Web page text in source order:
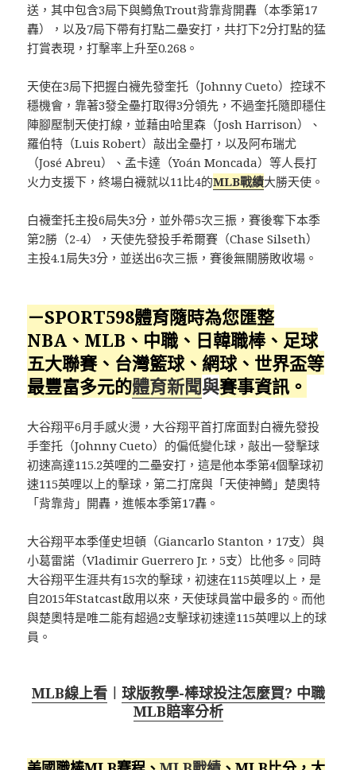
送，其中包含3局下與鱒魚Trout背靠背開轟（本季第17
轟），以及7局下帶有打點二壘安打，共打下2分打點的猛
打賞表現，打擊率上升至0.268。
天使在3局下把握白襪先發奎托（Johnny Cueto）控球不
穩機會，靠著3發全壘打取得3分領先，不過奎托隨即穩住
陣腳壓制天使打線，並藉由哈里森（Josh Harrison）、
羅伯特（Luis Robert）敲出全壘打，以及阿布瑞尤
（José Abreu）、孟卡達（Yoán Moncada）等人長打
火力支援下，終場白襪就以11比4的MLB戰績大勝天使。
白襪奎托主投6局失3分，並外帶5次三振，賽後奪下本季
第2勝（2-4），天使先發投手希爾賽（Chase Silseth）
主投4.1局失3分，並送出6次三振，賽後無關勝敗收場。
－SPORT598體育隨時為您匯整
NBA、MLB、中職、日韓職棒、足球
五大聯賽、台灣籃球、網球、 世界盃等
最豐富多元的體育新聞與賽事資訊。
大谷翔平6月手感火燙，大谷翔平首打席面對白襪先發投
手奎托（Johnny Cueto）的偏低變化球，敲出一發擊球
初速高達115.2英哩的二壘安打，這是他本季第4個擊球初
速115英哩以上的擊球，第二打席與「天使神鱒」楚奧特
「背靠背」開轟，進帳本季第17轟。
大谷翔平本季僅史坦頓（Giancarlo Stanton，17支）與
小葛雷諾（Vladimir Guerrero Jr.，5支）比他多。同時
大谷翔平生涯共有15次的擊球，初速在115英哩以上，是
自2015年Statcast啟用以來，天使球員當中最多的。而他
與楚奧特是唯二能有超過2支擊球初速達115英哩以上的球
員。
MLB線上看︱ 球版教學-棒球投注怎麼買? 中職
MLB賠率分析